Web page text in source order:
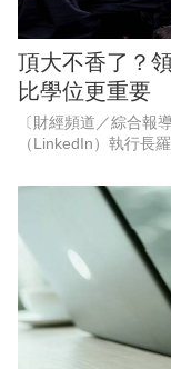
頂大不香了？
比學位更重要
〔財經頻道／綜合報
（LinkedIn）執行長
些適應